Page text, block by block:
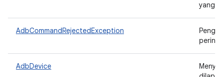
yang
AdbCommandRejectedException
AdbDevice